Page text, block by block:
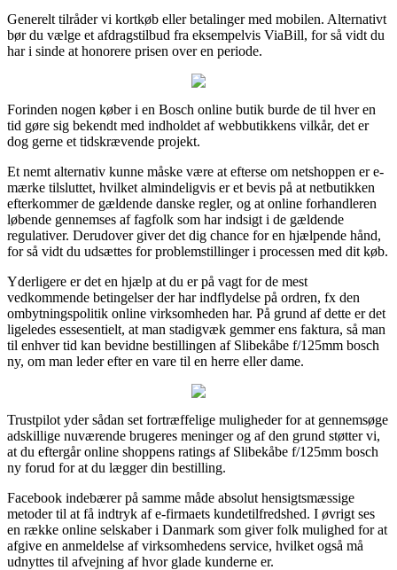
Generelt tilråder vi kortkøb eller betalinger med mobilen. Alternativt
bør du vælge et afdragstilbud fra eksempelvis ViaBill, for så vidt du
har i sinde at honorere prisen over en periode.
Forinden nogen køber i en Bosch online butik burde de til hver en
tid gøre sig bekendt med indholdet af webbutikkens vilkår, det er
dog gerne et tidskrævende projekt.
Et nemt alternativ kunne måske være at efterse om netshoppen er e-
mærke tilsluttet, hvilket almindeligvis er et bevis på at netbutikken
efterkommer de gældende danske regler, og at online forhandleren
løbende gennemses af fagfolk som har indsigt i de gældende
regulativer. Derudover giver det dig chance for en hjælpende hånd,
for så vidt du udsættes for problemstillinger i processen med dit køb.
Yderligere er det en hjælp at du er på vagt for de mest
vedkommende betingelser der har indflydelse på ordren, fx den
ombytningspolitik online virksomheden har. På grund af dette er det
ligeledes essesentielt, at man stadigvæk gemmer ens faktura, så man
til enhver tid kan bevidne bestillingen af Slibekåbe f/125mm bosch
ny, om man leder efter en vare til en herre eller dame.
Trustpilot yder sådan set fortræffelige muligheder for at gennemsøge
adskillige nuværende brugeres meninger og af den grund støtter vi,
at du eftergår online shoppens ratings af Slibekåbe f/125mm bosch
ny forud for at du lægger din bestilling.
Facebook indebærer på samme måde absolut hensigtsmæssige
metoder til at få indtryk af e-firmaets kundetilfredshed. I øvrigt ses
en række online selskaber i Danmark som giver folk mulighed for at
afgive en anmeldelse af virksomhedens service, hvilket også må
udnyttes til afvejning af hvor glade kunderne er.